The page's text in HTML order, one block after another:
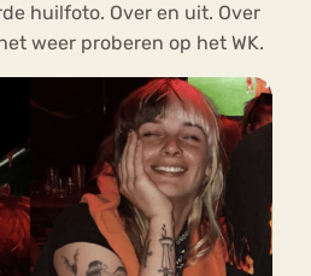
huilfoto. Over en uit. Over
weer proberen op het WK.